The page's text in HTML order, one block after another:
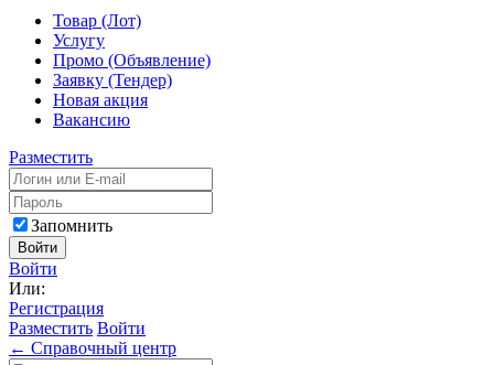
Товар (Лот)
Услугу
Промо (Объявление)
Заявку (Тендер)
Новая акция
Вакансию
Разместить
Запомнить
Войти
Войти
Или:
Регистрация
Разместить Войти
← Справочный центр